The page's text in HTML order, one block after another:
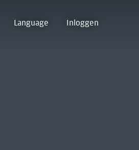
Language Inloggen